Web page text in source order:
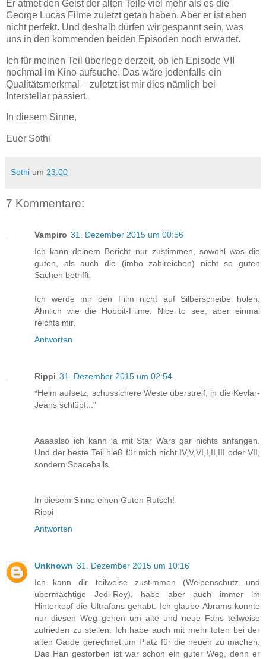
Er atmet den Geist der alten Teile viel mehr als es die
George Lucas Filme zuletzt getan haben. Aber er ist eben
nicht perfekt. Und deshalb dürfen wir gespannt sein, was
uns in den kommenden beiden Episoden noch erwartet.
Ich für meinen Teil überlege derzeit, ob ich Episode VII
nochmal im Kino aufsuche. Das wäre jedenfalls ein
Qualitätsmerkmal – zuletzt ist mir dies nämlich bei
Interstellar passiert.
In diesem Sinne,
Euer Sothi
Sothi um 23:00
7 Kommentare:
Vampiro 31. Dezember 2015 um 00:56
Ich kann deinem Bericht nur zustimmen, sowohl was die
guten, als auch die (imho zahlreichen) nicht so guten
Sachen betrifft.
Ich werde mir den Film nicht auf Silberscheibe holen.
Ähnlich wie die Hobbit-Filme: Nice to see, aber einmal
reichts mir.
Antworten
Rippi 31. Dezember 2015 um 02:54
*Helm aufsetz, schussichere Weste überstreif, in die Kevlar-
Jeans schlüpf..."
Aaaaalso ich kann ja mit Star Wars gar nichts anfangen.
Und der beste Teil hieß für mich nicht IV,V,VI,I,II,III oder VII,
sondern Spaceballs.
In diesem Sinne einen Guten Rutsch!
Rippi
Antworten
Unknown 31. Dezember 2015 um 10:16
Ich kann dir teilweise zustimmen (Welpenschutz und
übermächtige Jedi-Rey), habe aber auch immer im
Hinterkopf die Ultrafans gehabt. Ich glaube Abrams konnte
nur diesen Weg gehen um alte und neue Fans teilweise
zufrieden zu stellen. Ich habe auch mit mehr toten bei der
alten Garde gerechnet um Platz für die neuen zu machen.
Das Han gestorben ist war schon ein guter Weg, denn er